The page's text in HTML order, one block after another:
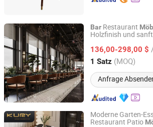
Bar Restaurant
Holzfinish und
136,00-298,00 $
1 Satz (MOQ)
Anfrage
Guangzhou XERA Display Products Co.,
Guangdong, China Seit 2026
Moderne Garten-
Restaurant Patio